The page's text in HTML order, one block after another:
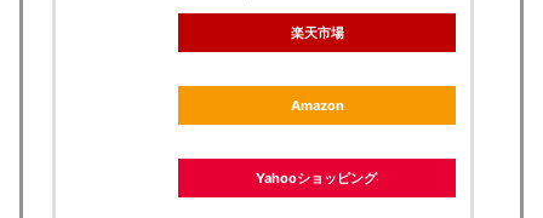
楽天市場
Amazon
Yahooショッピング